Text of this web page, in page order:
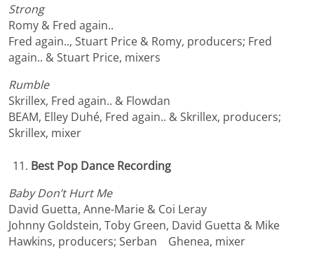
Strong
Romy & Fred again..
Fred again.., Stuart Price & Romy, producers; Fred
again.. & Stuart Price, mixers
Rumble
Skrillex, Fred again.. & Flowdan
BEAM, Elley Duhé, Fred again.. & Skrillex, producers;
Skrillex, mixer
Best Pop Dance Recording
Baby Don’t Hurt Me
David Guetta, Anne-Marie & Coi Leray
Johnny Goldstein, Toby Green, David Guetta & Mike
Hawkins, producers; Serban Ghenea, mixer